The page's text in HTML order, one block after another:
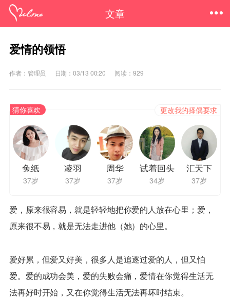
文章
爱情的领悟
作者：管理员 日期：03/13 00:20 阅读：929
猜你喜欢 更改我的择偶要求
兔纸
37岁
凌羽
37岁
周华
37岁
试着回头
34岁
汇天下
37岁
爱，原来很容易，就是轻轻地把你爱的人放在心里；爱，
原来很不易，就是无法走进他（她）的心里。
爱好累，但爱又好美，很多人是追逐过爱的人，但又怕
爱。爱的成功会美，爱的失败会痛，爱情在你觉得生活无
法再好时开始，又在你觉得生活无法再坏时结束。